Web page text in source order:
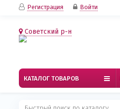
Советский р-н
Регистрация Войти
КАТАЛОГ ТОВАРОВ